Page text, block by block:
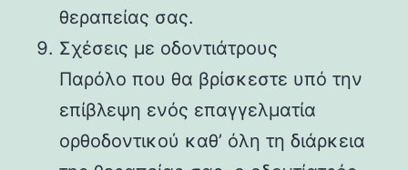
θεραπείας σας.
Σχέσεις με οδοντιάτρους
Παρόλο που θα βρίσκεστε υπό την
επίβλεψη ενός επαγγελματία
ορθοδοντικού καθ’ όλη τη διάρκεια